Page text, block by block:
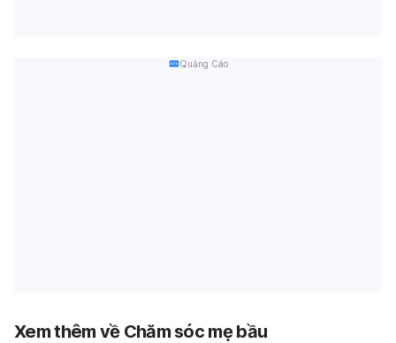
Quảng Cáo
Xem thêm về Chăm sóc mẹ bầu